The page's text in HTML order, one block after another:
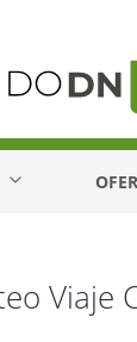
Viaje